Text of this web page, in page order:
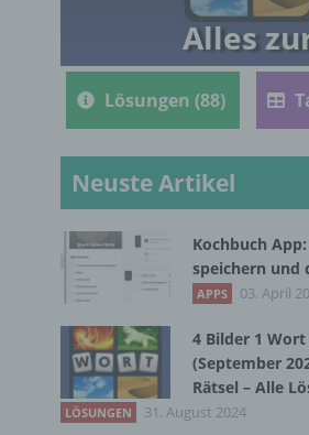
Alles
Lösungen (88)
Neuste Artikel
Kochbuch
speichern und
APPS 03. April
4 Bilder 1 Wort
(September
Rätsel – Alle
LÖSUNGEN 31. August 2024